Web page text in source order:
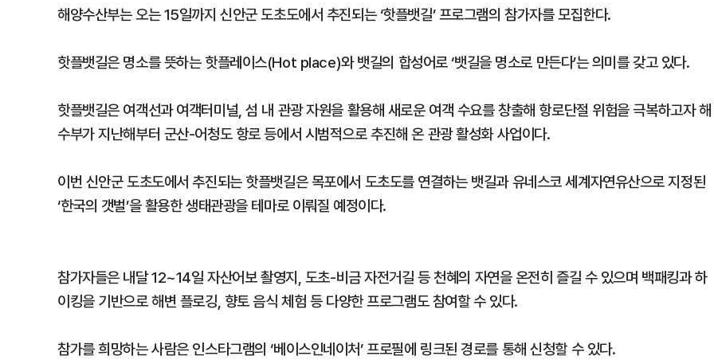
해양수산부는 오는 15일까지 신안군 도초도에서 추진되는 ‘핫플뱃길’ 프로그램의 참가자를 모집한다.
핫플뱃길은 명소를 뜻하는 핫플레이스(Hot place)와 뱃길의 합성어로 ‘뱃길을 명소로 만든다’는 의미를 갖고 있다.
핫플뱃길은 여객선과 여객터미널, 섬 내 관광 자원을 활용해 새로운 여객 수요를 창출해 항로단절 위험을 극복하고자 해
수부가 지난해부터 군산-어청도 항로 등에서 시범적으로 추진해 온 관광 활성화 사업이다.
이번 신안군 도초도에서 추진되는 핫플뱃길은 목포에서 도초도를 연결하는 뱃길과 유네스코 세계자연유산으로 지정된
‘한국의 갯벌’을 활용한 생태관광을 테마로 이뤄질 예정이다.
참가자들은 내달 12~14일 자산어보 촬영지, 도초-비금 자전거길 등 천혜의 자연을 온전히 즐길 수 있으며 백패킹과 하
이킹을 기반으로 해변 플로깅, 향토 음식 체험 등 다양한 프로그램도 참여할 수 있다.
참가를 희망하는 사람은 인스타그램의 ‘베이스인네이처’ 프로필에 링크된 경로를 통해 신청할 수 있다.